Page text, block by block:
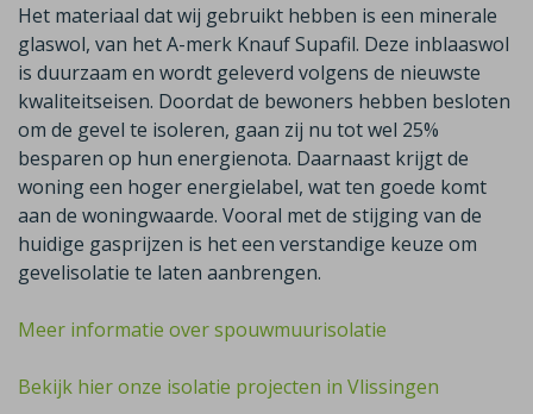
Het materiaal dat wij gebruikt hebben is een minerale
glaswol, van het A-merk Knauf Supafil. Deze inblaaswol
is duurzaam en wordt geleverd volgens de nieuwste
kwaliteitseisen. Doordat de bewoners hebben besloten
om de gevel te isoleren, gaan zij nu tot wel 25%
besparen op hun energienota. Daarnaast krijgt de
woning een hoger energielabel, wat ten goede komt
aan de woningwaarde. Vooral met de stijging van de
huidige gasprijzen is het een verstandige keuze om
gevelisolatie te laten aanbrengen.
Meer informatie over spouwmuurisolatie
Bekijk hier onze isolatie projecten in Vlissingen